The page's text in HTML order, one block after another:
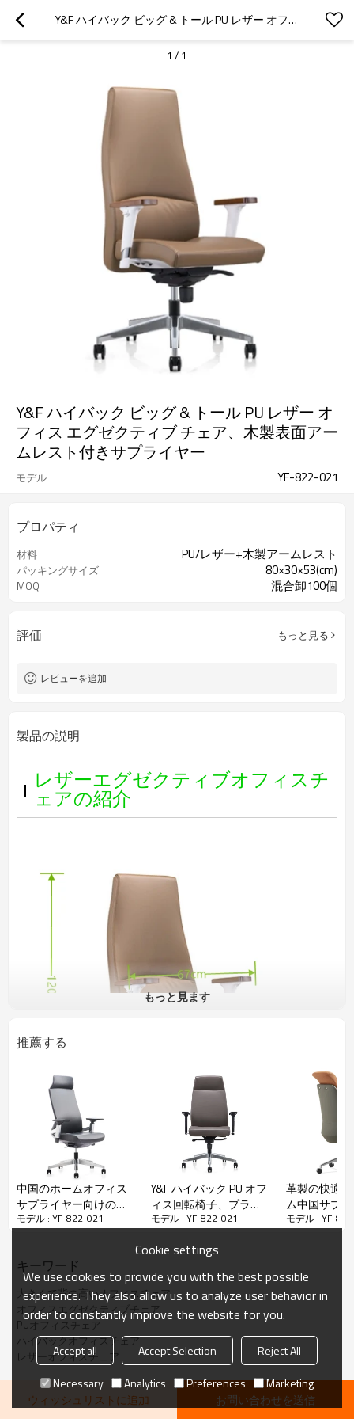
Y&F ハイバック ビッグ & トール PU レザー オフィス エグゼクティブ チェア、木製表面アームレスト付きサプライヤー
1 / 1
Y&F ハイバック ビッグ & トール PU レザー オ
フィス エグゼクティブ チェア、木製表面アー
ムレスト付きサプライヤー
モデル YF-822-021
プロパティ
材料 PU/レザー+木製アームレスト
パッキングサイズ 80×30×53(cm)
MOQ 混合卸100個
評価 もっと見る
レビューを追加
製品の説明
レザーエグゼクティブオフィスチ
ェアの紹介
材料：
•材料：PU
•アームレスト：3Dトップ木製アームレスト
•シート：高密度カビスポンジ
•メカニズム：シンクロメカニズム
•Gaslift：3グレードリフトガスリフト
•ベース：350＃アルミニウムベース
•キャスター：2.5インチPUキャスター
•シートの調整角-1°〜10°、背中90°〜110°
仕様
モデル YF-822-021
もっと見ます
推薦する
中国のホームオフィス
サプライヤー向けの高
級ハイバックレザーエ
モデル : YF-822-021
Y&F ハイバック PU オフ
ィス回転椅子、プラス
チックアームレスト、
(YF-828-0884)
モデル : YF-822-021
革製の快適
ム中国サプ
け人間工学
モデル : YF-
キーワード
大きくて背の高いオフィスチェア
オフィスエグゼクティブチェア
PUオフィスチェア
ハイバックオフィスチェア
レザーオフィスチェア
ウィッシュリストに追加 お問い合わせを送信
Cookie settings
We use cookies to provide you with the best possible
experience. They also allow us to analyze user behavior in
order to constantly improve the website for you.
Accept all Accept Selection
Reject All
Necessary
Analytics Preferences Marketing